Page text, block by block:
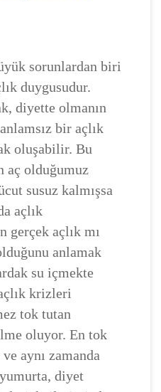
sorunlardan biri
duygusudur.
diyette olmanın
bir açlık
oluşabilir. Bu
aç olduğumuz
susuz kalmışsa
açlık
gerçek açlık mı
anlamak
su içmekte
krizleri
tok tutan
oluyor. En tok
aynı zamanda
diyet